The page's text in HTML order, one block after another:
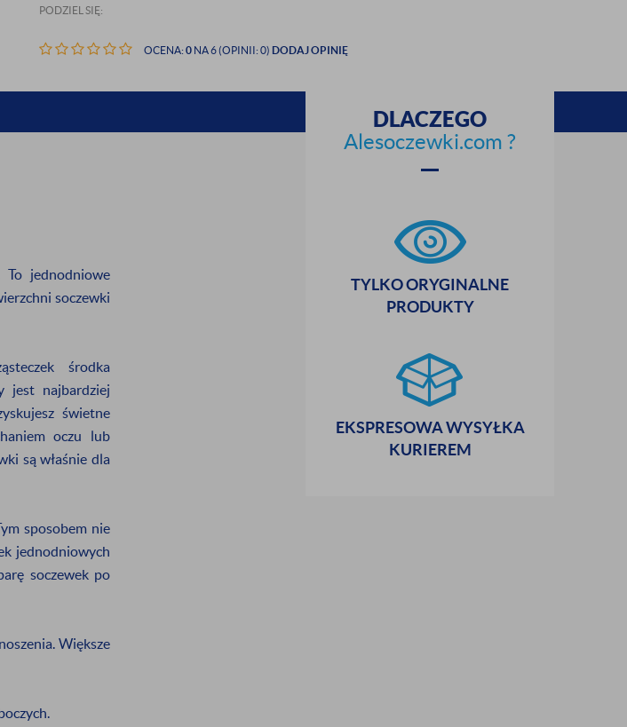
PODZIEL SIĘ:
OCENA: 0 NA 6 (OPINII: 0) DODAJ OPINIĘ
jednodniowe
soczewki
środka
jest najbardziej
świetne
oczu lub
są właśnie dla
sposobem nie
jednodniowych
soczewek po
Większe
DLACZEGO
Alesoczewki.com ?
TYLKO ORYGINALNE
PRODUKTY
EKSPRESOWA WYSYŁKA
KURIEREM
zamknij
zakupy
z wyprzedaży.